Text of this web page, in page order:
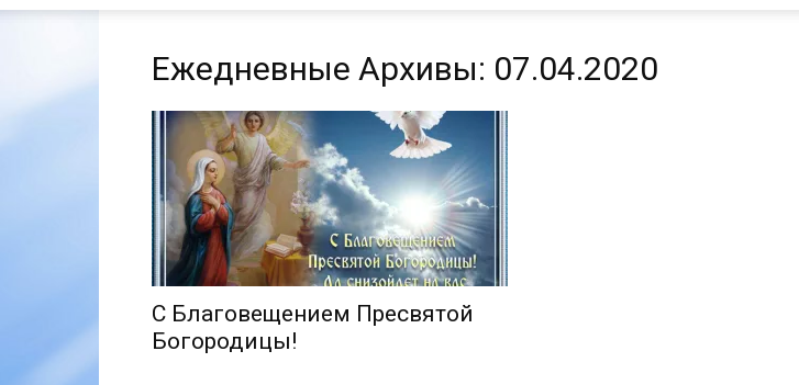
Ежедневные Архивы: 07.04.2020
С Благовещением Пресвятой
Богородицы!